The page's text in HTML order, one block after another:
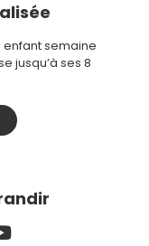
semaine
jusqu’à ses 8